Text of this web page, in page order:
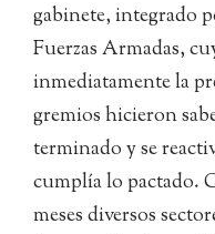
gabinete, integrado
Fuerzas Armadas,
inmediatamente la
gremios hicieron
terminado y se
cumplía lo pactado.
meses diversos